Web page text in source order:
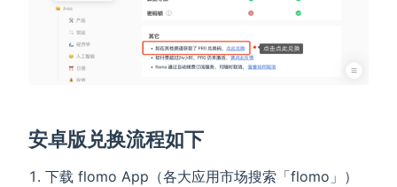
安卓版兑换流程如下
下载 flomo App（各大应用市场搜索「flomo」）